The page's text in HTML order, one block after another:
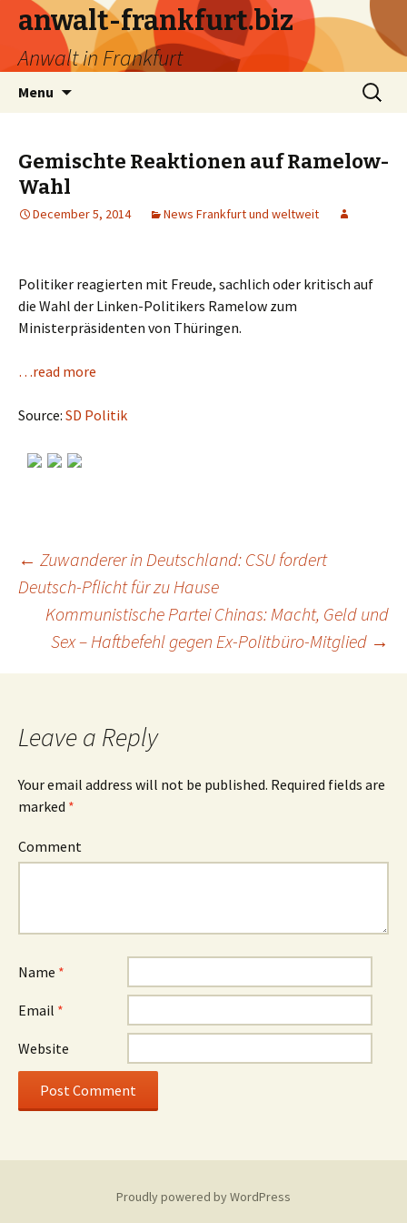
anwalt-frankfurt.biz
Anwalt in Frankfurt
Menu
Search
for:
Gemischte Reaktionen auf Ramelow-
Wahl
December 5, 2014 News Frankfurt und weltweit
Politiker reagierten mit Freude, sachlich oder kritisch auf
die Wahl der Linken-Politikers Ramelow zum
Ministerpräsidenten von Thüringen.
…read more
Source: SD Politik
Post
navigation
← Zuwanderer in Deutschland: CSU fordert
Deutsch-Pflicht für zu Hause
Kommunistische Partei Chinas: Macht, Geld und
Sex – Haftbefehl gegen Ex-Politbüro-Mitglied →
Leave a Reply
Your email address will not be published. Required fields are
marked *
Comment
Name *
Email *
Website
Proudly powered by WordPress